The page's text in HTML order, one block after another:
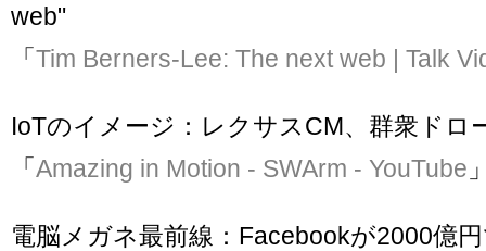
web"
「Tim Berners-Lee: The next web | Talk
IoTのイメージ：レクサスCM、群衆ドロ
「Amazing in Motion - SWArm - YouTube
電脳メガネ最前線：Facebookが2000億